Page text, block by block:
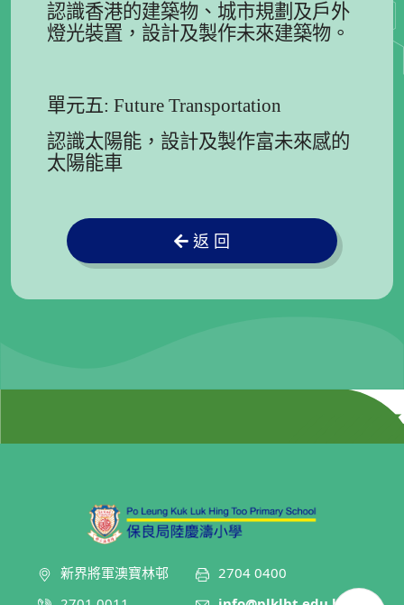
認識香港的建築物、城市規劃及戶外
燈光裝置，設計及製作未來建築物。
單元五: Future Transportation
認識太陽能，設計及製作富未來感的
太陽能車
返 回
新界將軍澳寶林邨
2704 0400